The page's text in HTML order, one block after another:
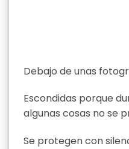
Debajo de unas
Escondidas porque
algunas cosas no se
Se protegen con